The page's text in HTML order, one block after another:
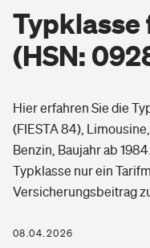
Arbeitsrechtsschutz
Zur Übersicht
Wohnen
Elementarversicherung
Freizeit
Pri­vate Haft­pflicht­
Gesundheit
Private
Typklasse
(HSN:
Hier erfahren Sie die
(FIESTA 84),
Benzin, Baujahr ab
Typklasse nur ein
Versicherungsbeitrag
08.04.2026